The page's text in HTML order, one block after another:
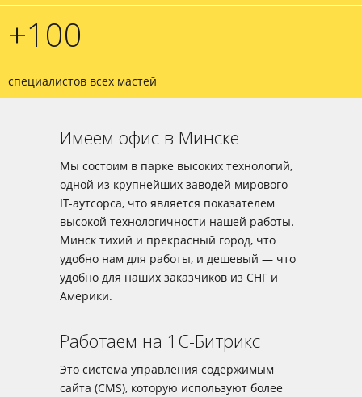
+100
специалистов всех мастей
Имеем офис в Минске
Мы состоим в парке высоких технологий,
одной из крупнейших заводей мирового
IT-аутсорса, что является показателем
высокой технологичности нашей работы.
Минск тихий и прекрасный город, что
удобно нам для работы, и дешевый — что
удобно для наших заказчиков из СНГ и
Америки.
Работаем на 1С-Битрикс
Это система управления содержимым
сайта (CMS), которую используют более